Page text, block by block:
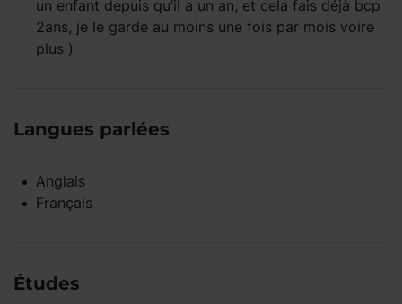
un enfant depuis qu’il a un an, et cela fais déjà bcp
2ans, je le garde au moins une fois par mois voire
plus )
Langues parlées
Anglais
Français
Études